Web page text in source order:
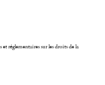
et réglementaires sur les droits de la